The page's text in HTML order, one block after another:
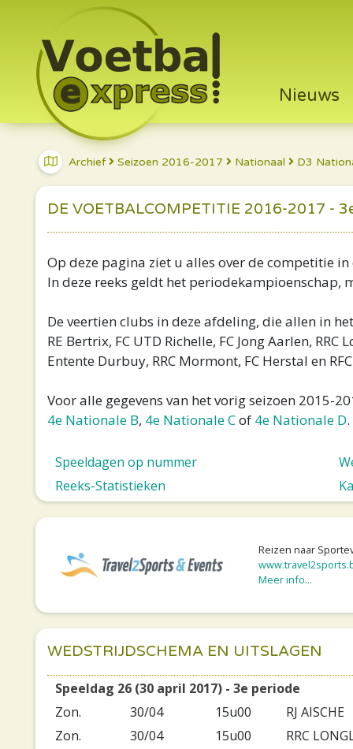
Nieuws
Archief Seizoen 2016-2017 Nationaal D3
DE VOETBALCOMPETITIE 2016-2017 -
Op deze pagina ziet u alles over de competitie in
In deze reeks geldt het periodekampioenschap,
De veertien clubs in deze afdeling, die allen in
RE Bertrix, FC UTD Richelle, FC Jong Aarlen, RRC
Entente Durbuy, RRC Mormont, FC Herstal en
Voor alle gegevens van het vorig seizoen 2015-
4e Nationale B, 4e Nationale Cof 4e Nationale D.
Speeldagen op nummer
Reeks-Statistieken
Reizen naar
Meer info...
WEDSTRIJDSCHEMA EN UITSLAGEN
Speeldag 26 (30 april 2017) - 3e periode
Zon.
30/04 15u00
RJ AISCHE
Zon.
30/04 15u00
RRC